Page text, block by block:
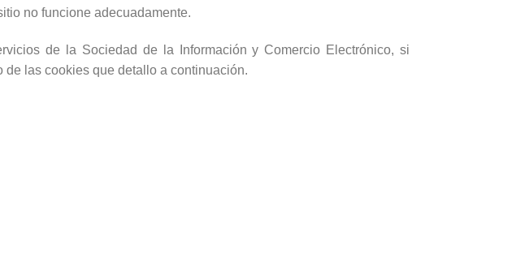
no funcione adecuadamente.
de la Sociedad de la Información y Comercio Electrónico, si
de las cookies que detallo a continuación.